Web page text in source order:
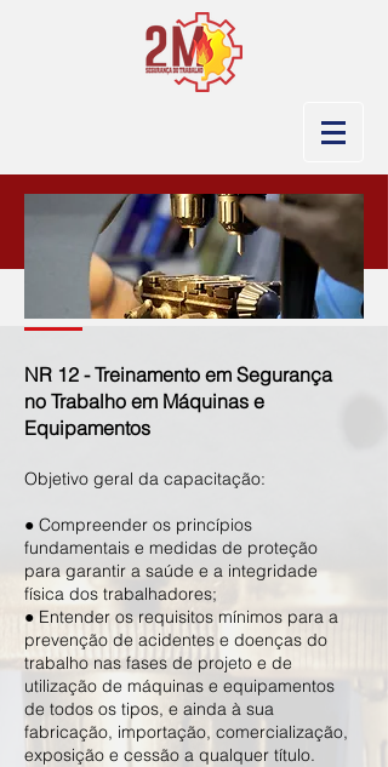
NR 12 - Treinamento em Segurança
no Trabalho em Máquinas e
Equipamentos
Objetivo geral da capacitação:
● Compreender os princípios
fundamentais e medidas de proteção
para garantir a saúde e a integridade
física dos trabalhadores;
● Entender os requisitos mínimos para a
prevenção de acidentes e doenças do
trabalho nas fases de projeto e de
utilização de máquinas e equipamentos
de todos os tipos, e ainda à sua
fabricação, importação, comercialização,
exposição e cessão a qualquer título.